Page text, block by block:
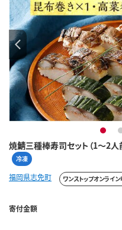
焼鯖三種棒寿司セット（1～2人
冷凍
1
福岡県志免町 ワンストップオンライ
寄付金額